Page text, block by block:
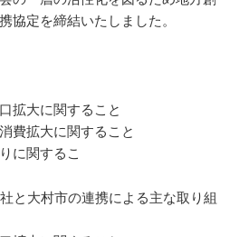
協定を締結いたしました。
拡大に関すること
費拡大に関すること
に関するこ
と大村市の連携による主な取り組